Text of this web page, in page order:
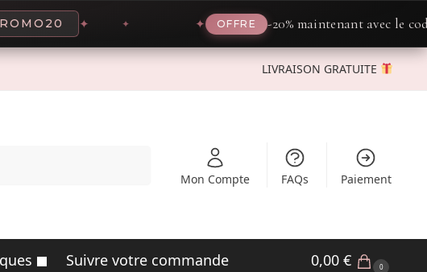
✦ -20% maintenant avec le code
LIVRAISON GRATUITE
Mon Compte FAQs Paiement
Suivre votre commande 0,00€ 0